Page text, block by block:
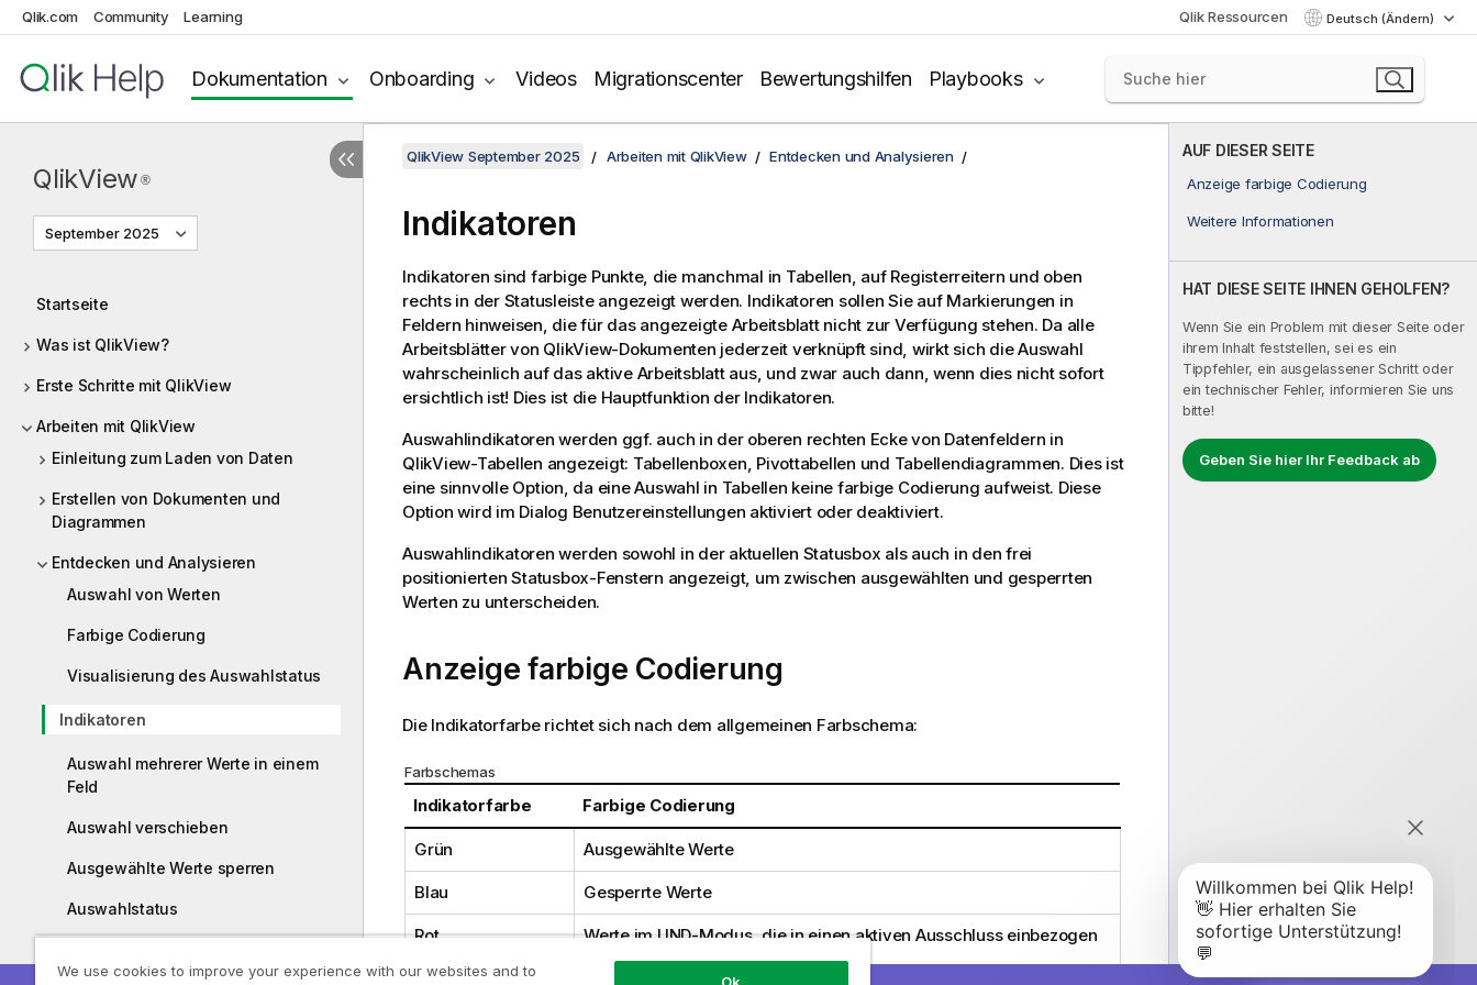
Qlik.com Community Learning Qlik Ressourcen Deutsch (Ändern)
Dokumentation Onboarding Videos Migrationscenter Bewertungshilfen Playbooks
QlikView ®
September 2025
Startseite
Was ist QlikView?
Erste Schritte mit QlikView
Arbeiten mit QlikView
Einleitung zum Laden von Daten
Erstellen von Dokumenten und
Diagrammen
Entdecken und Analysieren
Auswahl von Werten
Farbige Codierung
Visualisierung des Auswahlstatus
Indikatoren
Auswahl mehrerer Werte in einem
Feld
Auswahl verschieben
Ausgewählte Werte sperren
Auswahlstatus
Objekten
AUF DIESER SEITE
Anzeige farbige Codierung
Weitere Informationen
HAT DIESE SEITE IHNEN GEHOLFEN?
Wenn Sie ein Problem mit dieser Seite oder
ihrem Inhalt feststellen, sei es ein
Tippfehler, ein ausgelassener Schritt oder
ein technischer Fehler, informieren Sie uns
bitte!
Geben Sie hier Ihr Feedback ab
QlikView September 2025 Arbeiten mit QlikView Entdecken und Analysieren
Indikatoren
Indikatoren sind farbige Punkte, die manchmal in Tabellen, auf Registerreitern und oben
rechts in der Statusleiste angezeigt werden. Indikatoren sollen Sie auf Markierungen in
Feldern hinweisen, die für das angezeigte Arbeitsblatt nicht zur Verfügung stehen. Da alle
Arbeitsblätter von QlikView-Dokumenten jederzeit verknüpft sind, wirkt sich die Auswahl
wahrscheinlich auf das aktive Arbeitsblatt aus, und zwar auch dann, wenn dies nicht sofort
ersichtlich ist! Dies ist die Hauptfunktion der Indikatoren.
Auswahlindikatoren werden ggf. auch in der oberen rechten Ecke von Datenfeldern in
QlikView-Tabellen angezeigt: Tabellenboxen, Pivottabellen und Tabellendiagrammen. Dies ist
eine sinnvolle Option, da eine Auswahl in Tabellen keine farbige Codierung aufweist. Diese
Option wird im Dialog Benutzereinstellungen aktiviert oder deaktiviert.
Auswahlindikatoren werden sowohl in der aktuellen Statusbox als auch in den frei
positionierten Statusbox-Fenstern angezeigt, um zwischen ausgewählten und gesperrten
Werten zu unterscheiden.
Anzeige farbige Codierung
Die Indikatorfarbe richtet sich nach dem allgemeinen Farbschema:
Farbschemas
Indikatorfarbe Farbige Codierung
Grün Ausgewählte Werte
Blau Gesperrte Werte
Rot
Werte im UND-Modus, die in einen aktiven Ausschluss einbezogen
werden
We use cookies to improve your experience with our websites and to